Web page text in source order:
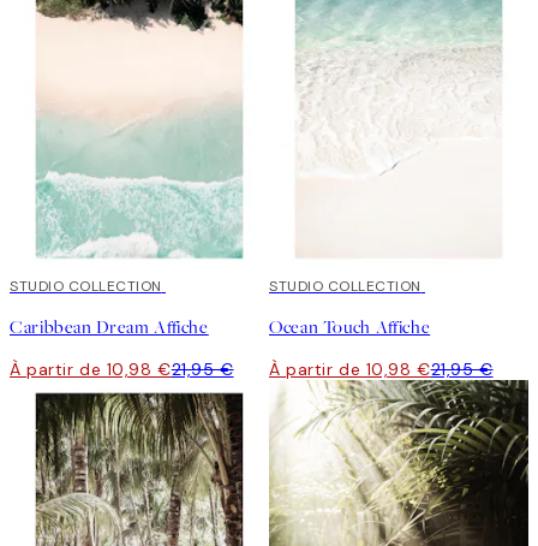
50%*
STUDIO COLLECTION
Caribbean Dream Affiche
À partir de 10,98 €21,95 €
50%*
STUDIO COLLECTION
Ocean Touch Affiche
À partir de 10,98 €21,95 €